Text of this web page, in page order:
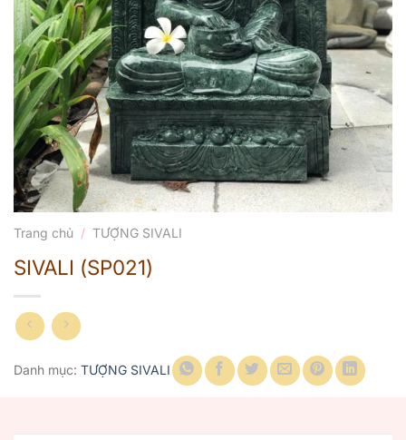
Trang chủ / TƯỢNG SIVALI
SIVALI (SP021)
Danh mục: TƯỢNG SIVALI